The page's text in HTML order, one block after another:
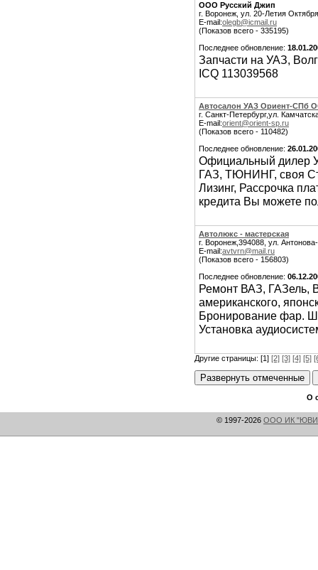
ООО Русский Джип
г. Воронеж, ул. 20-Летия
E-mail:olegb@icmail.ru
(Показов всего - 335195)
Последнее обновление:
Запчасти на УАЗ,
ICQ 113039568
Aвтосалон УАЗ Ориент-СПб
г. Санкт-Петербург,ул.
E-mail:orient@orient-sp.ru
(Показов всего - 110482)
Последнее обновление:
Официальный дилер
ГАЗ, ТЮНИНГ, своя
Лизинг, Рассрочка
кредита Вы можете
Автолюкс - мастерская
г. Воронеж,394088, ул.
E-mail:avtvrn@mail.ru
(Показов всего - 156803)
Последнее обновление:
Ремонт ВАЗ, ГАЗель,
американского,
Бронирование фар.
Установка
Другие страницы: [1] [2] [3] [4] [5]
О
© 1997-2026 ООО ИК